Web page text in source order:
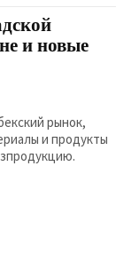
и новые
рынок,
и продукты